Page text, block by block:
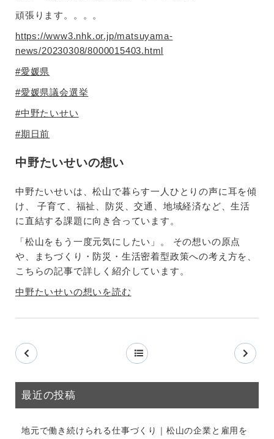
頑張ります。。。。
https://www3.nhk.or.jp/matsuyama-
news/20230308/8000015403.html
#愛媛県
#愛媛県議会選挙
#中野たいせい
#期日前
中野たいせいの想い
中野たいせいは、松山で暮らす一人ひとりの声に耳を傾
け、 子育て、福祉、防災、交通、地域経済など、生活
に直結する課題に向き合っています。
「松山をもう一度元気にしたい」。 その想いの原点
や、まちづくり・防災・生活密着型政策への考え方を、
こちらの記事で詳しく紹介しています。
中野たいせいの想いを読む
最近の投稿
地元で働き続けられる仕事づくり｜松山の企業と雇用を